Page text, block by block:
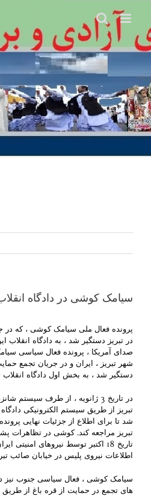
content
سیامک کوشی در دادگاه
پرونده فعال ملی سیامک کوشی ، که در
در تبریز دستگیر شد ، به دادگاه
صدای آمریکا ، پرونده فعال سیاسی
شهر تبریز ، ایران و در جریان تجمع
دستگیر شد ، به بخش اول دادگاه
در تاریخ 3 ژانویه ، از طرف
تبریز از طریق سیستم الکترونیکی
شد تا برای اطلاع از جزئیات نهایی
تبریز مراجعه کند. کوشی در تظاهرات
تاریخ 18 اکتبر توسط نیروهای
اطلاعات نیروی پلیس در خیابان صائب
های تجمع در حمایت از قره باغ از طریق